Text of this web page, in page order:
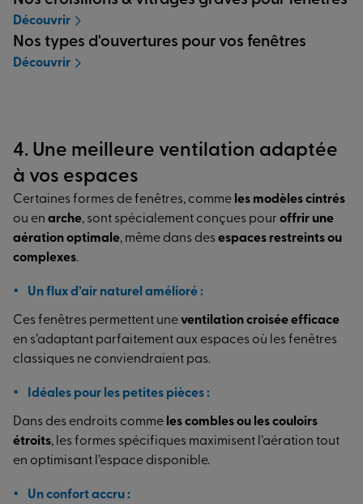
Découvrir
Nos types d'ouvertures pour vos fenêtres
Découvrir
4. Une meilleure ventilation adaptée
à vos espaces
Certaines formes de fenêtres, comme les modèles cintrés
ou en arche, sont spécialement conçues pour offrir une
aération optimale, même dans des espaces restreints ou
complexes.
Un flux d’air naturel amélioré :
Ces fenêtres permettent uneventilation croisée efficace
en s’adaptant parfaitement aux espaces où les fenêtres
classiques ne conviendraient pas.
Idéales pour les petites pièces :
Dans des endroits comme les combles ou les couloirs
étroits, les formes spécifiques maximisent l’aération tout
en optimisant l’espace disponible.
Un confort accru :